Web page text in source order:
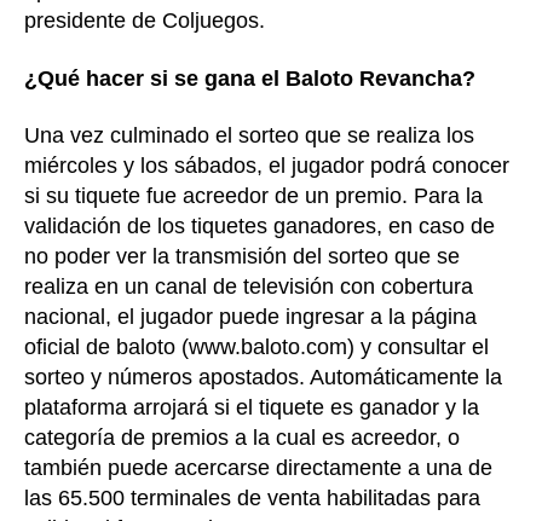
presidente de Coljuegos.
¿Qué hacer si se gana el Baloto Revancha?
Una vez culminado el sorteo que se realiza los
miércoles y los sábados, el jugador podrá conocer
si su tiquete fue acreedor de un premio. Para la
validación de los tiquetes ganadores, en caso de
no poder ver la transmisión del sorteo que se
realiza en un canal de televisión con cobertura
nacional, el jugador puede ingresar a la página
oficial de baloto (www.baloto.com) y consultar el
sorteo y números apostados. Automáticamente la
plataforma arrojará si el tiquete es ganador y la
categoría de premios a la cual es acreedor, o
también puede acercarse directamente a una de
las 65.500 terminales de venta habilitadas para